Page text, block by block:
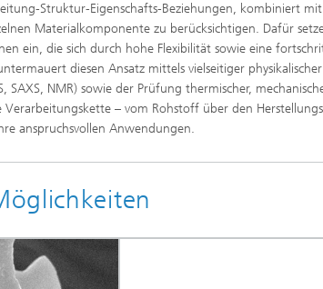
Struktur-Eigenschafts-Beziehungen, kombiniert mit
Materialkomponente zu berücksichtigen. Dafür
ein, die sich durch hohe Flexibilität sowie eine
diesen Ansatz mittels vielseitiger
NMR) sowie der Prüfung thermischer,
– vom Rohstoff über den
anspruchsvollen Anwendungen.